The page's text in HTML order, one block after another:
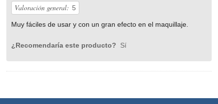
Valoración general: 5
Muy fáciles de usar y con un gran efecto en el maquillaje.
¿Recomendaría este producto? Sí